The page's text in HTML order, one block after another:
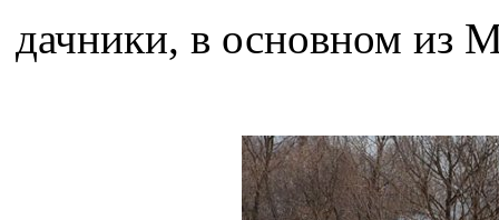
дачники, в основном из